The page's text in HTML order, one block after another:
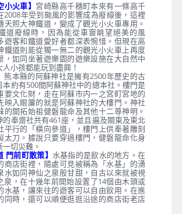
小火車】 宮崎縣高千穗町本來有一條高千
2008年受到颱風的影響成為廢線後，這裡
天照大神鐵道，變成了觀光小火車專用。
道廢線時，因為能從車窗眺望絕美的風
遊客和鐵道愛好者都深表惋惜。但現在高
鐵道則能從獨一無二的觀光小火車上再度
，如同坐著遊樂園的遊樂設施在大自然中
小孩都能玩到盡興！
熊本縣的阿蘇神社是擁有2500年歷史的古
本約有500間阿蘇神社中的總本社。樓門是
要文化財，走在阿蘇市内一之宮町宮地的
映入眼簾的就是阿蘇神社的大樓門。神社
的開拓始祖健磐龍命及其他十二尊神明。
的奉齋社共有461座，並且遍及關東及東北
平行的「橫向參道」，樓門上供奉著雕刻
太刀。據說只要穿過樓門，健磐龍命化身
切災難。
門前町散策】 水基指的是飲水的地方。在
商店街裡，隨處可見被稱為「水基」的湧
水如同神仙之泉般甘甜，自古以來就被視
泉，在十幾年前開始設置了14個由木頭或
水基，讓來往的遊客可以自由飲用。在進
同時，還可以順便逛逛沿途的商店街老店